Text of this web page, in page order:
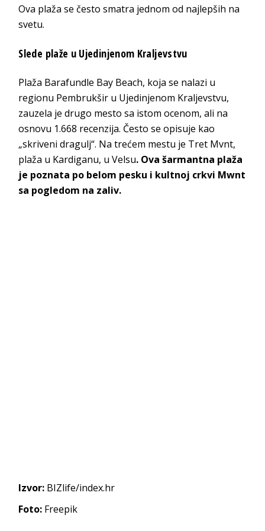
Ova plaža se često smatra jednom od najlepših na
svetu.
Slede plaže u Ujedinjenom Kraljevstvu
Plaža Barafundle Bay Beach, koja se nalazi u
regionu Pembrukšir u Ujedinjenom Kraljevstvu,
zauzela je drugo mesto sa istom ocenom, ali na
osnovu 1.668 recenzija. Često se opisuje kao
„skriveni dragulj“. Na trećem mestu je Tret Mvnt,
plaža u Kardiganu, u Velsu. Ova šarmantna plaža
je poznata po belom pesku i kultnoj crkvi Mwnt
sa pogledom na zaliv.
Izvor: BIZlife/index.hr
Foto: Freepik